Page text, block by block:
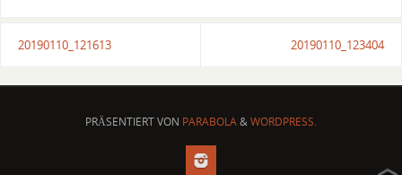
20190110_121613 20190110_123404
PRÄSENTIERT VON PARABOLA&WORDPRESS.